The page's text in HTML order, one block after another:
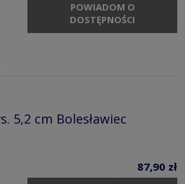
POWIADOM O
DOSTĘPNOŚCI
5,2 cm Bolesławiec
87,90 zł